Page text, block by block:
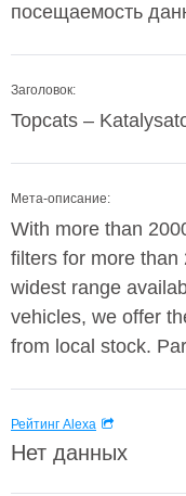
посещаемость
Заголовок:
Topcats –
Мета-описание:
With more than
filters for more than
widest range
vehicles, we offer
from local stock.
Рейтинг Alexa
Нет данных